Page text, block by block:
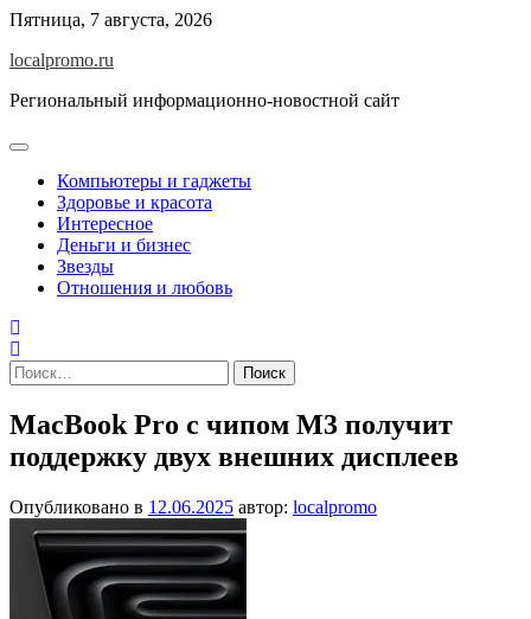
Перейти
содержимому
Пятница, 7 августа, 2026
localpromo.ru
Региональный информационно-новостной сайт
Компьютеры и гаджеты
Здоровье и красота
Интересное
Деньги и бизнес
Звезды
Отношения и любовь
Найти:
MacBook Pro с чипом M3 получит
поддержку двух внешних дисплеев
Опубликовано в 12.06.2025 автор: localpromo